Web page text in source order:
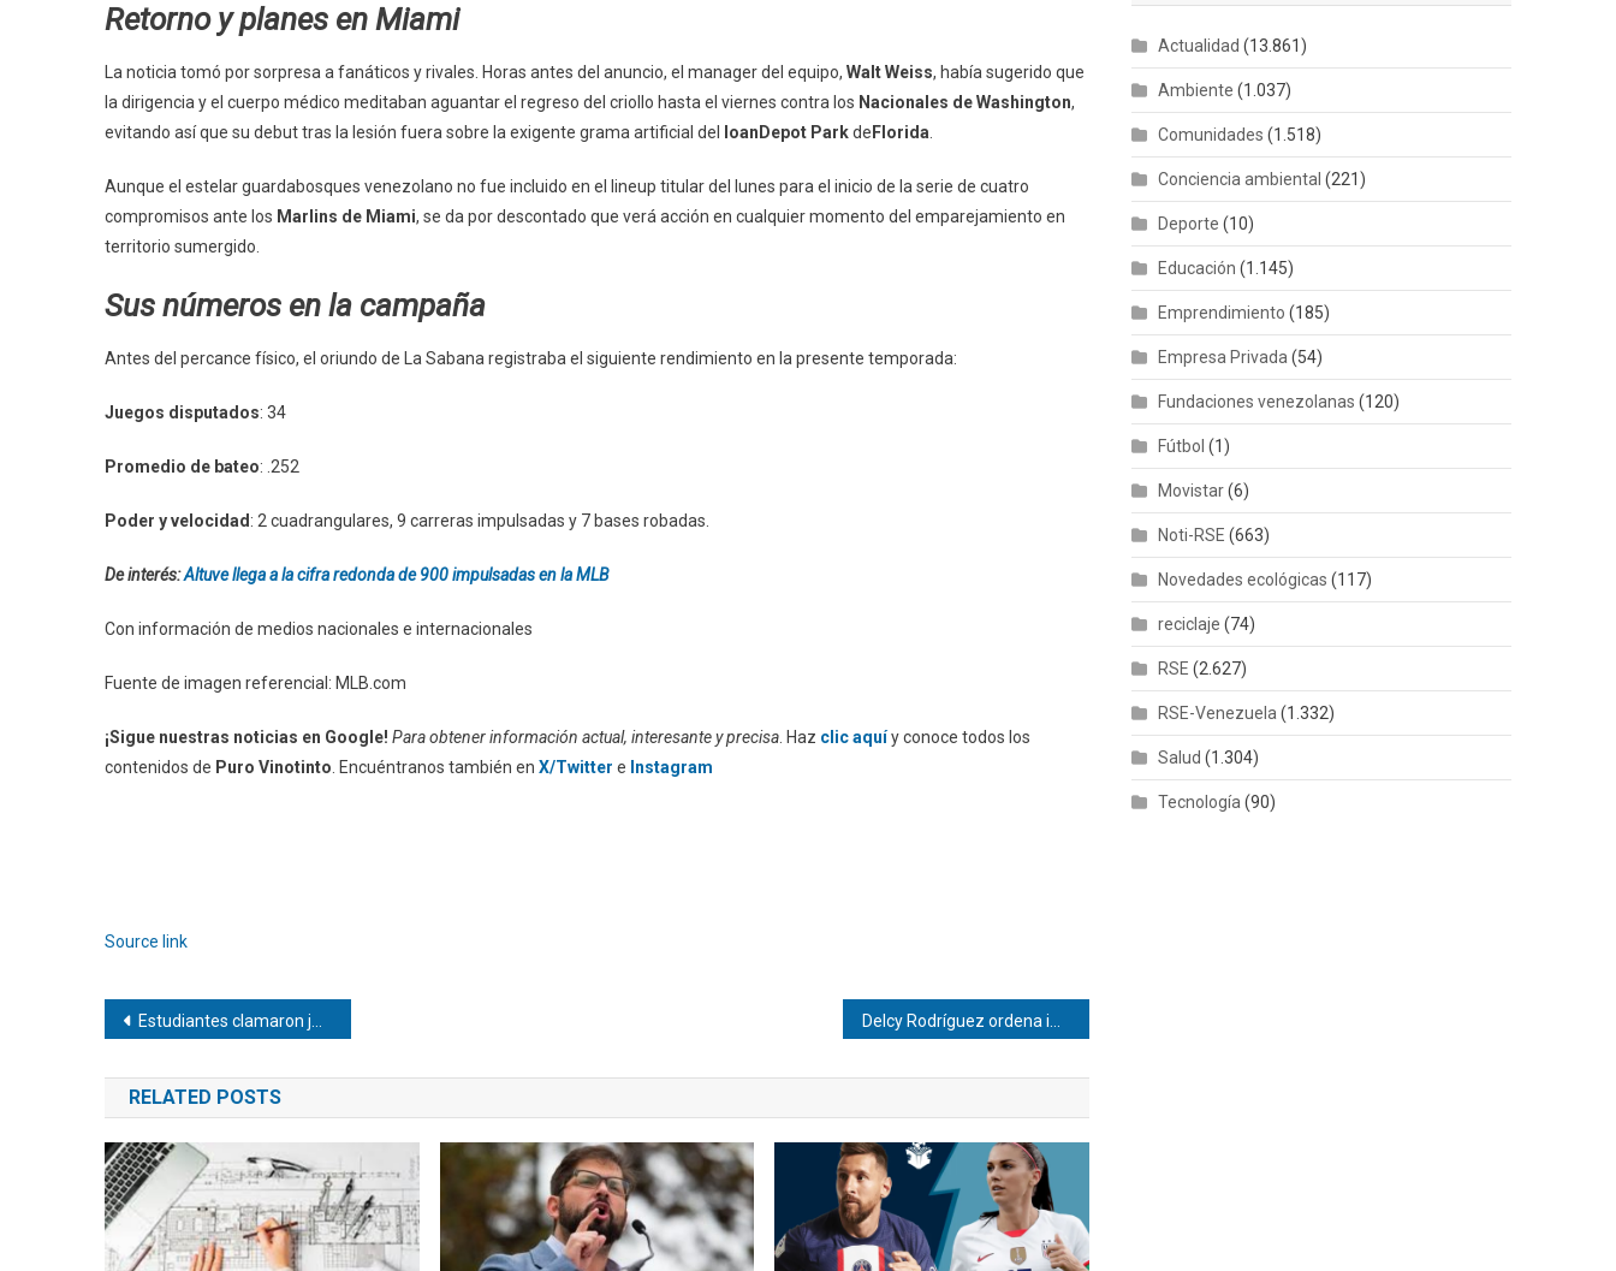
Retorno y planes en Miami
La noticia tomó por sorpresa a fanáticos y rivales. Horas antes del anuncio, el manager del equipo, Walt Weiss, había sugerido que
la dirigencia y el cuerpo médico meditaban aguantar el regreso del criollo hasta el viernes contra los Nacionales de Washington,
evitando así que su debut tras la lesión fuera sobre la exigente grama artificial del
loanDepot Parkde Florida.
Aunque el estelar guardabosques venezolano no fue incluido en el lineup titular del lunes para el inicio de la serie de cuatro
compromisos ante los Marlins de Miami, se da por descontado que verá acción en cualquier momento del emparejamiento en
territorio sumergido.
Sus números en la campaña
Antes del percance físico, el oriundo de La Sabana registraba el siguiente rendimiento en la presente temporada:
Juegos disputados: 34
Promedio de bateo: .252
Poder y velocidad: 2 cuadrangulares, 9 carreras impulsadas y 7 bases robadas.
De interés:Altuve llega a la cifra redonda de 900 impulsadas en la MLB
Con información de medios nacionales e internacionales
Fuente de imagen referencial: MLB.com
¡Sigue nuestras noticias en Google! Para obtener información actual, interesante y precisa. Haz clic aquíy conoce todos los
contenidos de Puro Vinotinto. Encuéntranos también en X/Twitter e Instagram
Source link
Navegación
de
entradas
Estudiantes clamaron justicia por madre de preso político fallecido en custodia Delcy Rodríguez ordena investigación sobre muerte de Víctor Quero
RELATED POSTS
Actualidad (13.861)
Ambiente (1.037)
Comunidades (1.518)
Conciencia ambiental (221)
Deporte (10)
Educación (1.145)
Emprendimiento (185)
Empresa Privada (54)
Fundaciones venezolanas (120)
Fútbol (1)
Movistar(6)
Noti-RSE (663)
Novedades ecológicas (117)
reciclaje (74)
RSE (2.627)
RSE-Venezuela (1.332)
Salud (1.304)
Tecnología (90)